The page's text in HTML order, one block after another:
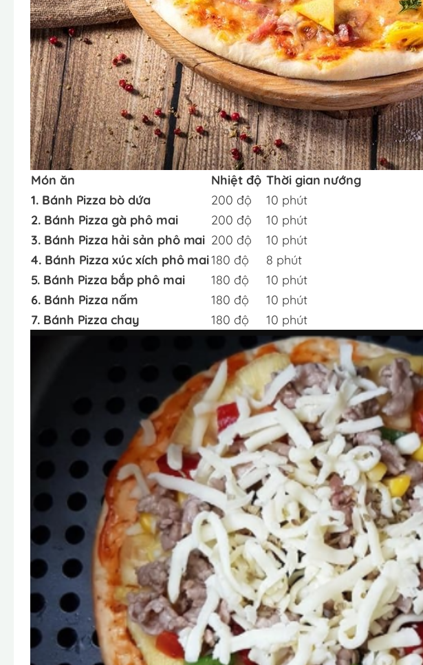
Món ăn Nhiệt độ Thời gian nướng
1. Bánh Pizza bò dứa
200 độ
10 phút
2. Bánh Pizza gà phô mai
200 độ
10 phút
3. Bánh Pizza hải sản phô mai 200 độ
10 phút
4. Bánh Pizza xúc xích phô mai180 độ
8 phút
5. Bánh Pizza bắp phô mai
180 độ
10 phút
6. Bánh Pizza nấm
180 độ
10 phút
7. Bánh Pizza chay
180 độ 10 phút